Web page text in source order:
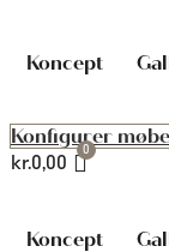
Koncept
Konfigurer
kr.0,00
Koncept